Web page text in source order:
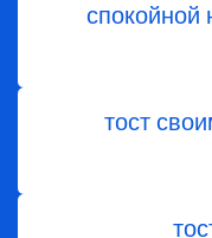
спокойной
тост